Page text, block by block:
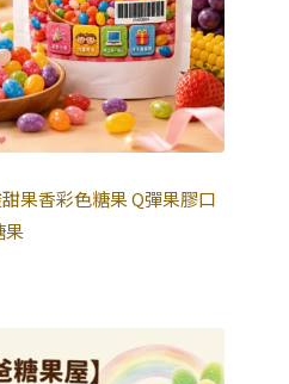
果香彩色糖果 Q彈果膠口
果